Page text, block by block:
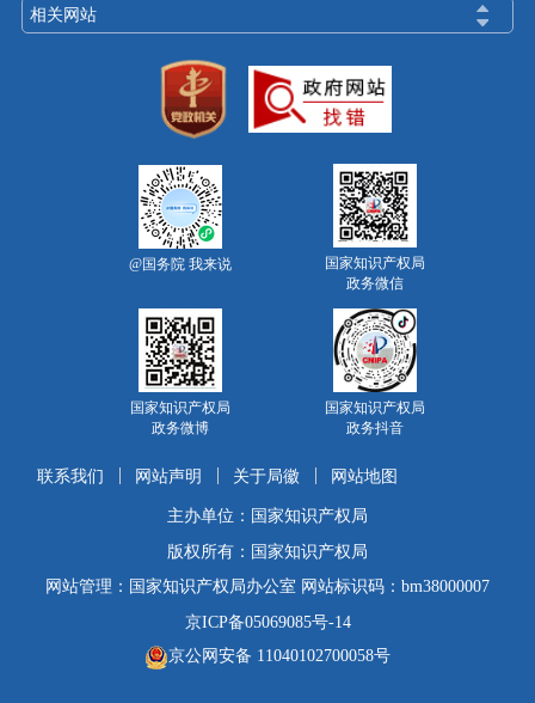
相关网站
@国务院 我来说
国家知识产权局
政务微信
国家知识产权局
政务微博
国家知识产权局
政务抖音
联系我们 网站声明 关于局徽 网站地图
主办单位：国家知识产权局
版权所有：国家知识产权局
网站管理：国家知识产权局办公室 网站标识码：bm38000007
京ICP备05069085号-14
京公网安备 11040102700058号